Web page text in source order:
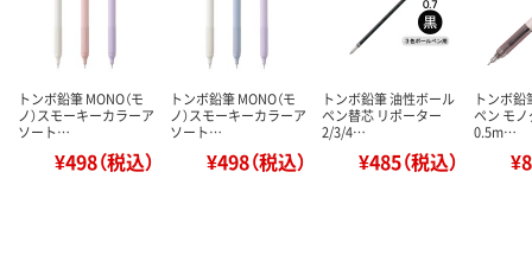
トンボ鉛筆 MONO（モ
ノ）スモーキーカラーア
ソート…
¥498（税込）
トンボ鉛筆 MONO（モ
ノ）スモーキーカラーア
ソート…
¥498（税込）
トンボ鉛筆 油性ボール
ペン替芯 リポーター
2/3/4…
¥485（税込）
トンボ鉛
ペン モ
0.5m…